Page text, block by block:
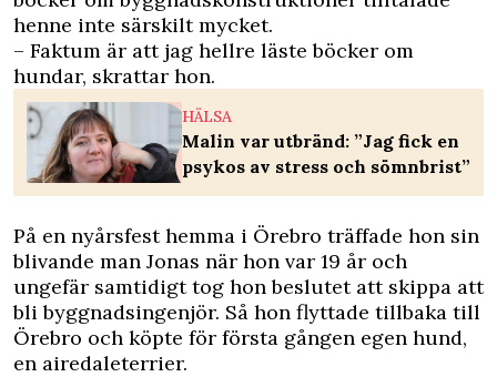
henne inte särskilt mycket.
– Faktum är att jag hellre läste böcker om
hundar, skrattar hon.
HÄLSA
Malin var utbränd: ”Jag fick en
psykos av stress och sömnbrist”
På en nyårsfest hemma i Örebro träffade hon sin
blivande man Jonas när hon var 19 år och
ungefär samtidigt tog hon beslutet att skippa att
bli byggnadsingenjör. Så hon flyttade tillbaka till
Örebro och köpte för första gången egen hund,
en airedaleterrier.